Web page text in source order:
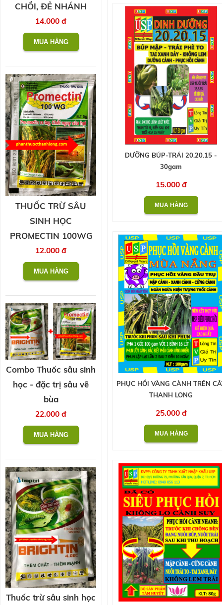
DƯỠNG BÚP-TRÁI 20.20.15 -
30gam
15.000 đ
PHỤC HỒI VÀNG CÀNH TRÊN
THANH LONG
25.000 đ
CHỒI, ĐẺ NHÁNH
14.000 đ
THUỐC TRỪ SÂU
SINH HỌC
PROMECTIN 100WG
12.000 đ
Combo Thuốc sâu sinh
học - đặc trị sâu vẽ
bùa
22.000 đ
Thuốc trừ sâu sinh học